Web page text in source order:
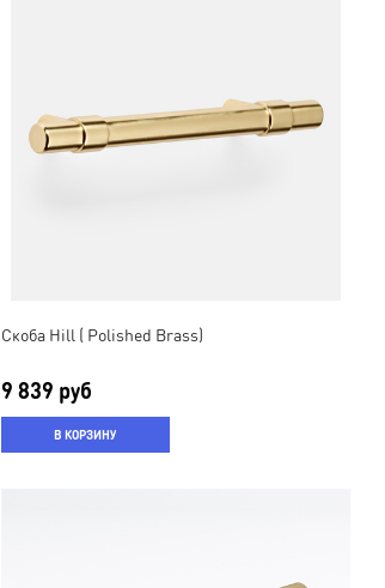
Скоба Hill ( Polished Brass)
9 839 руб
В КОРЗИНУ